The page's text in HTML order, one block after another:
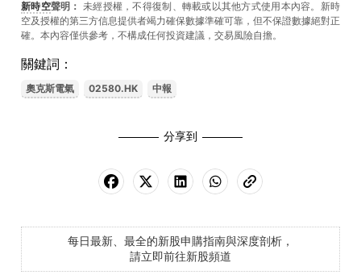
新時空聲明： 未經授權，不得復制、轉載或以其他方式使用本內容。新時
空及授權的第三方信息提供者竭力確保數據準確可靠，但不保證數據絕對正
確。本內容僅供參考，不構成任何投資建議，交易風險自擔。
關鍵詞：
奧克斯電氣 02580.HK 中報
分享到
每日最新、最全的新股申購指南與深度剖析，
請立即前往新股頻道